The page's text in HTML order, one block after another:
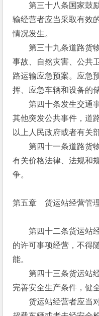
第三十八条国家鼓励
输经营者应当采取有效
情况发生。
第三十九条道路货物
事故、自然灾害、公共
路运输应急预案。应急
挥、应急车辆和设备的
第四十条发生交通事
其他突发公共事件，道
以上人民政府或者有关
第四十一条道路货物
有关价格法律、法规和
争。
第五章　货运站经营管
第四十二条货运站经
的许可事项经营，不得
能。
第四十三条货运站经
完善安全生产条件，健
货运站经营者应当对